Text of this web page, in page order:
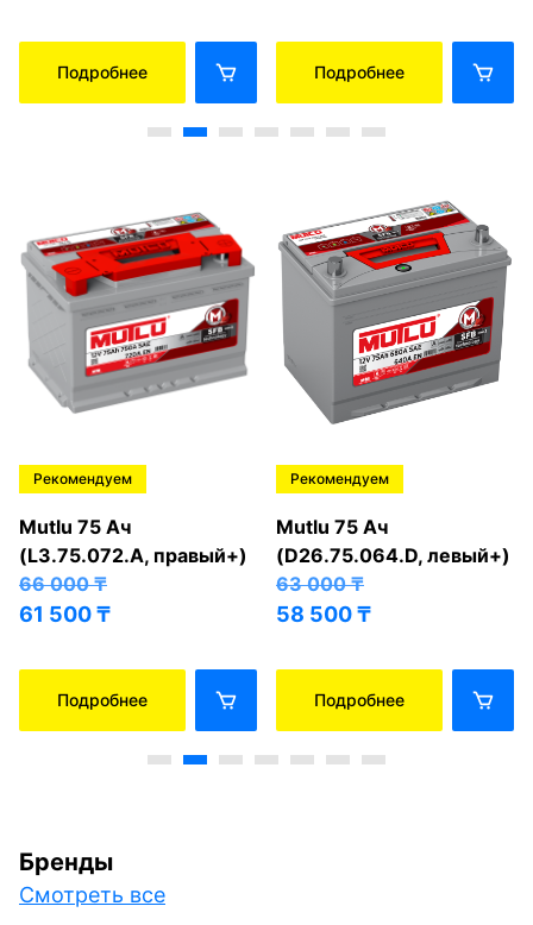
Подробнее Подробнее
Рекомендуем
Mutlu 75 Ач
(L3.75.072.A, правый+)
66 000₸
61 500₸
Подробнее
Рекомендуем
Mutlu 75 Ач
(D26.75.064.D, левый+)
63 000₸
58 500₸
Подробнее
Бренды
Смотреть все